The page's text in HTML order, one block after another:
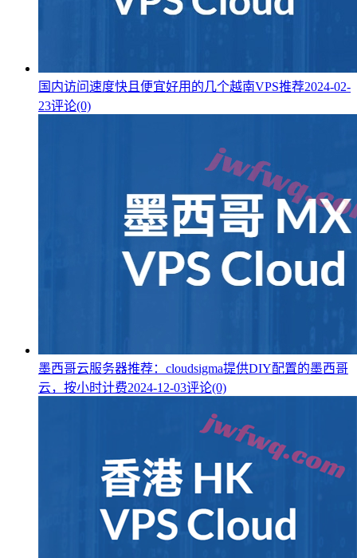
国内访问速度快且便宜好用的几个越南VPS推荐2024-02-
23评论(0)
墨西哥云服务器推荐：cloudsigma提供DIY配置的墨西哥
云，按小时计费2024-12-03评论(0)